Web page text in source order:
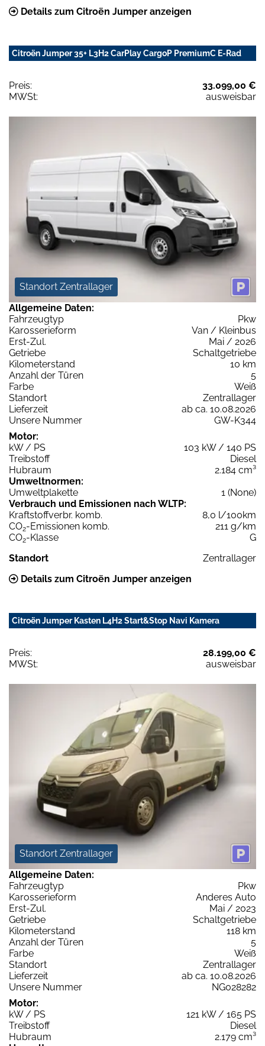
Details zum Citroën Jumper anzeigen
Citroën Jumper 35+ L3H2 CarPlay CargoP PremiumC E-Rad
Preis:
33.099,00 €
MWSt:
ausweisbar
Standort Zentrallager
Allgemeine Daten:
Fahrzeugtyp
Pkw
Karosserieform
Van / Kleinbus
Erst-Zul.
Mai / 2026
Getriebe
Schaltgetriebe
Kilometerstand
10 km
Anzahl der Türen
5
Farbe
Weiß
Standort
Zentrallager
Lieferzeit
ab ca. 10.08.2026
Unsere Nummer
GW-K344
Motor:
kW / PS
103 kW / 140 PS
Treibstoff
Diesel
Hubraum
2.184 cm³
Umweltnormen:
Umweltplakette
1 (None)
Verbrauch und Emissionen nach WLTP:
Kraftstoffverbr. komb.
8,0 l/100km
CO2-Emissionen komb.
211 g/km
CO2-Klasse
G
Standort
Zentrallager
Details zum Citroën Jumper anzeigen
Citroën Jumper Kasten L4H2 Start&Stop Navi Kamera
Preis:
28.199,00 €
MWSt:
ausweisbar
Standort Zentrallager
Allgemeine Daten:
Fahrzeugtyp
Pkw
Karosserieform
Anderes Auto
Erst-Zul.
Mai / 2023
Getriebe
Schaltgetriebe
Kilometerstand
118 km
Anzahl der Türen
5
Farbe
Weiß
Standort
Zentrallager
Lieferzeit
ab ca. 10.08.2026
Unsere Nummer
NG028282
Motor:
kW / PS
121 kW / 165 PS
Treibstoff
Diesel
Hubraum
2.179 cm³